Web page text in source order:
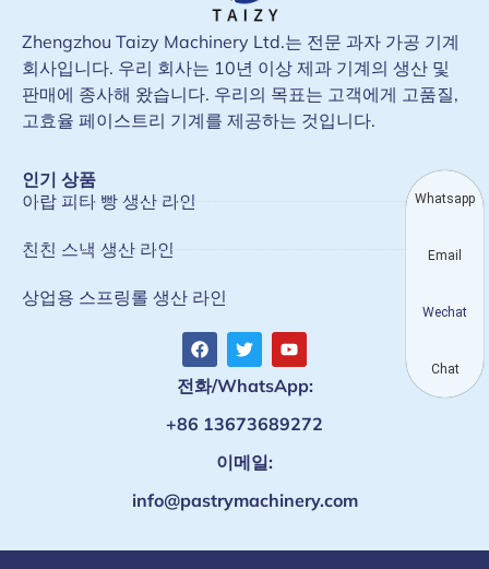
Zhengzhou Taizy Machinery Ltd.는 전문 과자 가공 기계
회사입니다. 우리 회사는 10년 이상 제과 기계의 생산 및
판매에 종사해 왔습니다. 우리의 목표는 고객에게 고품질,
고효율 페이스트리 기계를 제공하는 것입니다.
인기 상품
아랍 피타 빵 생산 라인
친친 스낵 생산 라인
상업용 스프링롤 생산 라인
전화/WhatsApp:
+86 13673689272
이메일:
info@pastrymachinery.com
Whatsapp
Email
Wechat
Chat